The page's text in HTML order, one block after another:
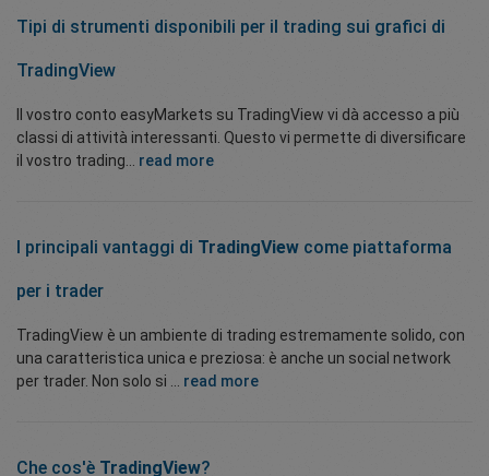
Tipi di strumenti disponibili per il trading sui grafici di
TradingView
Il vostro conto easyMarkets su TradingView vi dà accesso a più
classi di attività interessanti. Questo vi permette di diversificare
il vostro trading... read more
I principali vantaggi di TradingView come piattaforma
per i trader
TradingView è un ambiente di trading estremamente solido, con
una caratteristica unica e preziosa: è anche un social network
per trader. Non solo si ... read more
Che cos'è TradingView?